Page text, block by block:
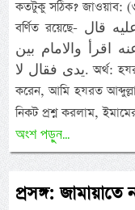
কতটুকু সঠিক? জাওয়াব:
বর্ণিত রয়েছে- عن حضرت ابى حمزة رحمة الله عليه قال
اقرأ والامام بين
يدى فقال لا. অর্থ: হযরত আবূ হামযা রহমতুল্লাহি আলাইহি তিনি বর্ণনা
করেন, আমি হযরত
নিকট প্রশ্ন করলাম,
অংশ পড়ুন...
প্রসঙ্গ: জামায়াতে